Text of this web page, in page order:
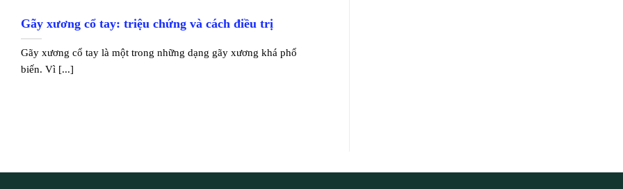
Gãy xương cổ tay: triệu chứng và cách điều trị
Gãy xương cổ tay là một trong những dạng gãy xương khá phổ
biến. Vì [...]